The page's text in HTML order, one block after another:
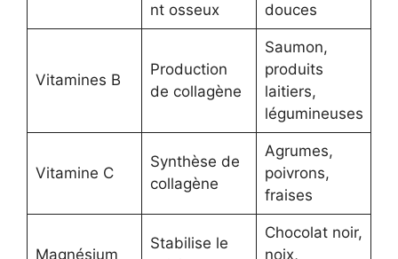
nt osseux
douces
Vitamines B
Production
de collagène
Saumon,
produits
laitiers,
légumineuses
Vitamine C
Synthèse de
collagène
Agrumes,
poivrons,
fraises
Magnésium
Stabilise le
Chocolat noir,
noix,